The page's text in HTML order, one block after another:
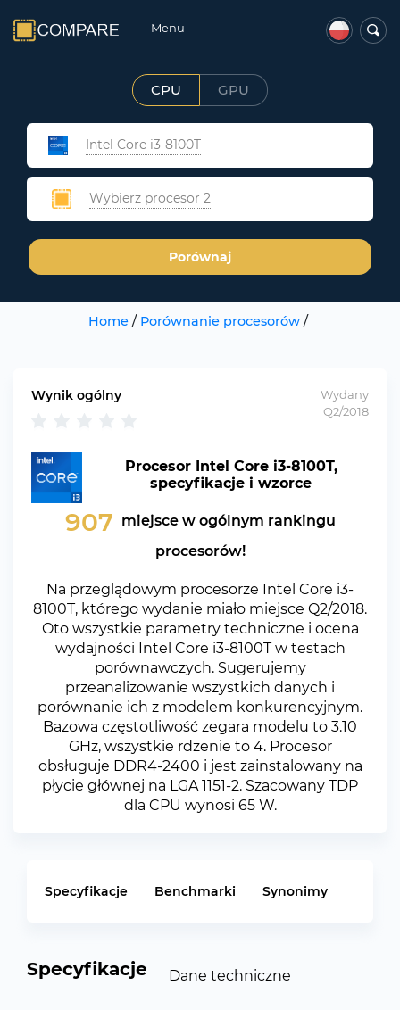
Menu
CPU GPU
Intel Core i3-8100T
Wybierz procesor 2
Porównaj
Home / Porównanie procesorów /
Wynik ogólny
Wydany
Q2/2018
Procesor Intel Core i3-8100T,
specyfikacje i wzorce
907 miejsce w ogólnym rankingu
procesorów!
Na przeglądowym procesorze Intel Core i3-
8100T, którego wydanie miało miejsce Q2/2018.
Oto wszystkie parametry techniczne i ocena
wydajności Intel Core i3-8100T w testach
porównawczych. Sugerujemy
przeanalizowanie wszystkich danych i
porównanie ich z modelem konkurencyjnym.
Bazowa częstotliwość zegara modelu to 3.10
GHz, wszystkie rdzenie to 4. Procesor
obsługuje DDR4-2400 i jest zainstalowany na
płycie głównej na LGA 1151-2. Szacowany TDP
dla CPU wynosi 65 W.
Specyfikacje Benchmarki Synonimy
Specyfikacje Dane techniczne